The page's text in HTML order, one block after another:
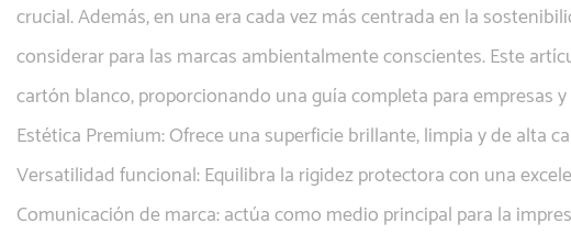
crucial. Además, en una era cada vez más centrada en la
considerar para las marcas ambientalmente conscientes. Este
cartón blanco, proporcionando una guía completa para empresas
Estética Premium: Ofrece una superficie brillante, limpia y de alta
Versatilidad funcional: Equilibra la rigidez protectora con una
Comunicación de marca: actúa como medio principal para la